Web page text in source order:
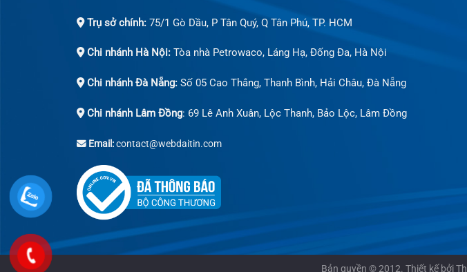
Trụ sở chính:75/1 Gò Dầu, P Tân Quý, Q Tân Phú, TP. HCM
Chi nhánh Hà Nội:Tòa nhà Petrowaco, Láng Hạ, Đống Đa, Hà Nội
Chi nhánh Đà Nẵng:Số 05 Cao Thắng, Thanh Bình, Hải Châu, Đà Nẵng
Chi nhánh Lâm Đồng: 69 Lê Anh Xuân, Lộc Thanh, Bảo Lộc, Lâm Đồng
Email: contact@webdaitin.com
Bản quyền © 2012. Thiết kế bởi